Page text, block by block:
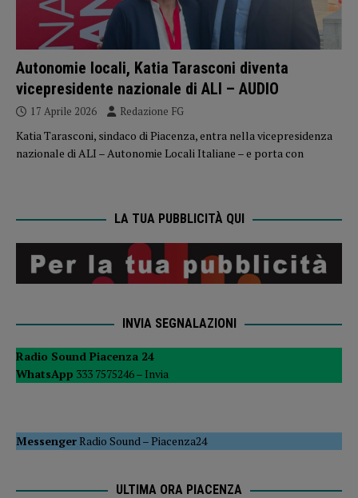
Autonomie locali, Katia Tarasconi diventa
vicepresidente nazionale di ALI – AUDIO
17 Aprile 2026 Redazione FG
Katia Tarasconi, sindaco di Piacenza, entra nella vicepresidenza
nazionale di ALI – Autonomie Locali Italiane – e porta con
LA TUA PUBBLICITÀ QUI
INVIA SEGNALAZIONI
Radio Sound Piacenza 24
WhatsApp 333 7575246 – Invia
MessengerRadio Sound–Piacenza24
ULTIMA ORA PIACENZA